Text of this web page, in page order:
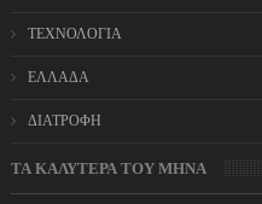
ΤΕΧΝΟΛΟΓΙΑ
ΕΛΛΑΔΑ
ΔΙΑΤΡΟΦΗ
ΤΑ ΚΑΛΥΤΕΡΑ ΤΟΥ ΜΗΝΑ